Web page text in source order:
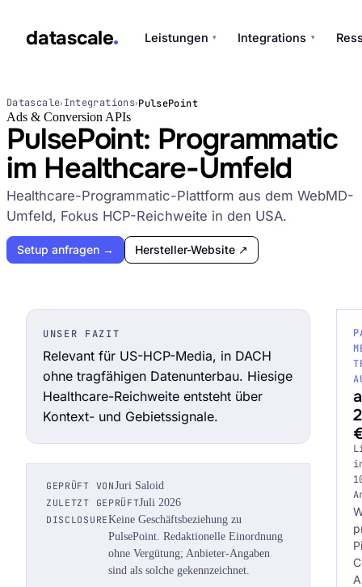
datascale Leistungen ▾ Integrations ▾
Leistungen
Integrations
hello@datascale.de
Datascale› Integrations›PulsePoint
Ads & Conversion APIs
PulsePoint: Programmatic
im Healthcare-Umfeld
Healthcare-Programmatic-Plattform aus dem WebMD-
Umfeld, Fokus HCP-Reichweite in den USA.
Setup anfragen → Hersteller-Website ↗
UNSER FAZIT
Relevant für US-HCP-Media, in DACH
ohne tragfähigen Datenunterbau. Hiesige
Healthcare-Reichweite entsteht über
Kontext- und Gebietssignale.
GEPRÜFT VONJuri Saloid
ZULETZT GEPRÜFTJuli 2026
DISCLOSUREKeine Geschäftsbeziehung zu
PulsePoint. Redaktionelle Einordnung
ohne Vergütung; Anbieter-Angaben
sind als solche gekennzeichnet.